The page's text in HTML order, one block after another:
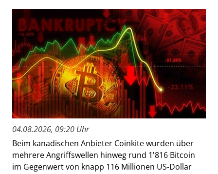
04.08.2026, 09:20 Uhr
Beim kanadischen Anbieter Coinkite wurden über
mehrere Angriffswellen hinweg rund 1'816 Bitcoin
im Gegenwert von knapp 116 Millionen US-Dollar